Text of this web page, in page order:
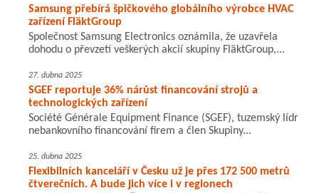
Samsung přebírá špičkového globálního výrobce HVAC
zařízení FläktGroup
Společnost Samsung Electronics oznámila, že uzavřela
dohodu o převzetí veškerých akcií skupiny FläktGroup,...
27. dubna 2025
SGEF reportuje 36% nárůst financování strojů a
technologických zařízení
Société Générale Equipment Finance (SGEF), tuzemský lídr
nebankovního financování firem a člen Skupiny...
25. dubna 2025
Flexibilních kanceláří v Česku už je přes 172 500 metrů
čtverečních. A bude jich více i v regionech